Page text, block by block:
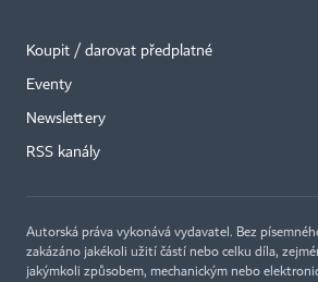
Koupit / darovat předplatné
Eventy
Newslettery
RSS kanály
Autorská práva vykonává vydavatel. Bez
zakázáno jakékoli užití částí nebo celku díla,
jakýmkoli způsobem, mechanickým nebo